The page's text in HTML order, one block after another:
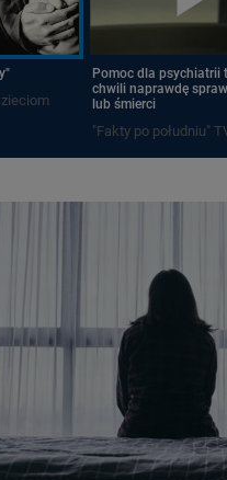
Pomoc dla psychiatrii
chwili naprawdę
lub śmierci
"Fakty po południu"